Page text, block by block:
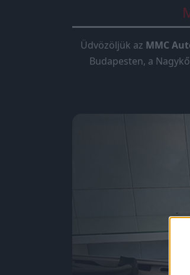
Üdvözöljük az MMC
Budapesten, a